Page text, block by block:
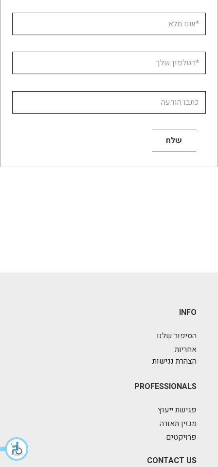
INFO
הסיפור שלנו
אחריות
הצהרת נגישות
PROFESSIONALS
פגישת ייעוץ
מגזין תאורה
פרויקטים
CONTACT US